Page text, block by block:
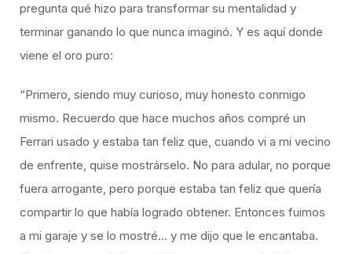
pregunta qué hizo para transformar su mentalidad y
terminar ganando lo que nunca imaginó. Y es aquí donde
viene el oro puro:
“Primero, siendo muy curioso, muy honesto conmigo
mismo. Recuerdo que hace muchos años compré un
Ferrari usado y estaba tan feliz que, cuando vi a mi vecino
de enfrente, quise mostrárselo. No para adular, no porque
fuera arrogante, pero porque estaba tan feliz que quería
compartir lo que había logrado obtener. Entonces fuimos
a mi garaje y se lo mostré… y me dijo que le encantaba.